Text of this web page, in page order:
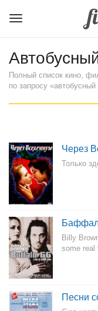
Полный список кино,
по запросу «автобусный
Через
Только
Billy
some real
Песни